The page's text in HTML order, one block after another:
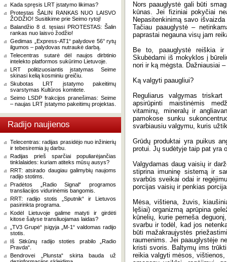
Kada spręsis LRT įstatymo likimas?
Protestas ŠALIN RANKAS NUO LAISVO
ŽODŽIO! Susitikime prie Seimo rytoj!
Balandžio 8 d. tęsiasi PROTESTAS: Šalin
rankas nuo laisvo žodžio!
Gedimas „Express-AT1“ palydove 56° rytų
ilgumos – palydovas nutraukė darbą.
Telecentras sutarė dėl naujos dirbtinio
intelekto platformos sukūrimo Lietuvoje.
LRT politizuosiantis įstatymas Seime
skinasi kelią kosminiu greičiu.
Skubotas LRT įstatymo pakeitimų
svarstymas Kultūros komitete.
Seimo LSDP frakcijos pranešimas: Seime
– naujas LRT įstatymo pakeitimų projektas.
Radijo naujienos
Telecentras: radijas prasidėjo nuo inžinierių
ir tebesiremia jų darbu.
Radijas prieš sparčiai populiarėjančias
tinklalaides: kuriam atiteks mūsų ausys?
RRT: atsirado daugiau galimybių naujoms
radijo stotims.
Pradėtos „Radio Signal“ programos
transliacijos vidurinėmis bangomis.
RRT: radijo stotis „Sputnik“ ir Lietuvos
pasirinkta programa.
Kodėl Lietuvoje galime matyti ir girdėti
kitose šalyse transliuojamas laidas?
„TV3 Grupė“ įsigyja „M-1“ valdomas radijo
stotis.
Iš Sitkūnų radijo stoties prabilo „Radio
Pravda“.
Bendrovei „Plunsta“ skirta bauda už
Nors paauglystė gali būti
kūnas. Jei fiziniai pokyčiai
Nepasitenkinimą savo
Tačiau paauglystė –
paprastai negauna visų jam
Be to, paauglystė reiškia
Skubėdami iš mokyklos į
nori ir ką mėgsta. Dažniausiai
Ką valgyti paaugliui?
Reguliarus valgymas
apsirūpinti maistinėmis
vitaminų, mineralų ir
pamokose sunku
svarbiausiu valgymu, kuris
Grūdų produktai yra puikus
protui. Jų sudėtyje taip pat yra
Valgydamas daug vaisių ir
stiprina imuninę sistemą ir
svarbūs sveikai odai ir
porcijas vaisių ir penkias
Mėsa, vištiena, žuvis,
lęšiai) organizmą aprūpina
kūnelių, kurie perneša
svarbu ir todėl, kad jos
būti mažakraujystės
raumenims. Jei paauglystėje
kristi svoris. Baltymų ims
reikia valgyti mėsos,